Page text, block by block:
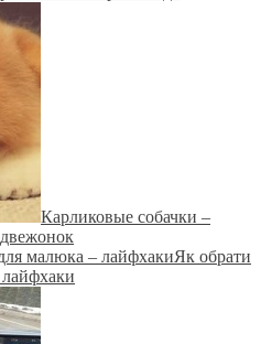
Карликовые собачки –
Як обрати
лайфхаки